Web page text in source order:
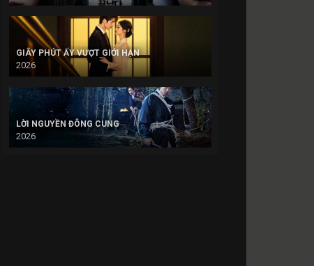
GIÂY PHÚT ẤY VƯỢT GIỚI HẠN
2026
LỜI NGUYỀN ĐÔNG CUNG
2026